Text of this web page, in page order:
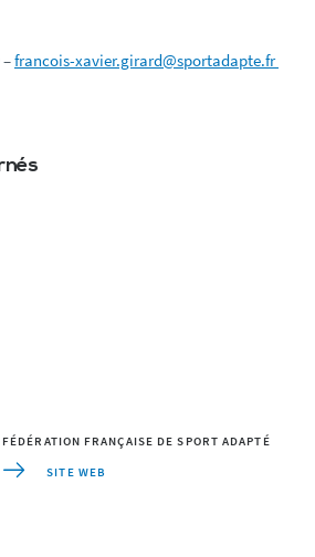
francois-xavier.girard@sportadapte.fr
FÉDÉRATION FRANÇAISE DE SPORT ADAPTÉ
SITE WEB